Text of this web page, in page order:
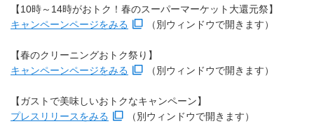
【10時～14時がおトク！春のスーパーマーケット大還元祭】
キャンペーンページをみる
（別ウィンドウで開きます）
【春のクリーニングおトク祭り】
キャンペーンページをみる
（別ウィンドウで開きます）
【ガストで美味しいおトクなキャンペーン】
プレスリリースをみる
（別ウィンドウで開きます）